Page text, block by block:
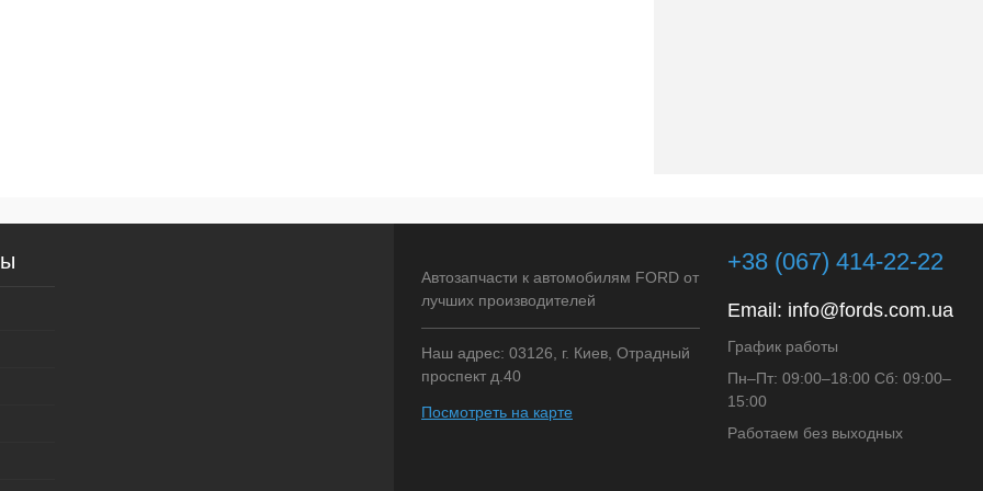
Автозапчасти к автомобилям FORD от
лучших производителей
Наш адрес: 03126, г. Киев, Отрадный
проспект д.40
Посмотреть на карте
+38 (067) 414-22-22
Email: info@fords.com.ua
График работы
Пн–Пт: 09:00–18:00 Сб: 09:00–
15:00
Работаем без выходных